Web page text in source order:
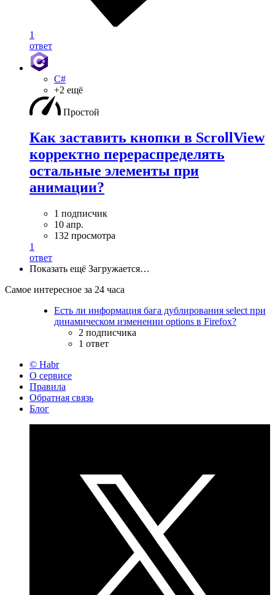
1
ответ
C#
+2 ещё
Простой
Как заставить кнопки в ScrollView
корректно перераспределять
остальные элементы при
анимации?
1 подписчик
10 апр.
132 просмотра
1
ответ
Показать ещё Загружается…
Самое интересное за 24 часа
Есть ли информация бага дублирования select при
динамическом изменении options в Firefox?
2 подписчика
1 ответ
© Habr
О сервисе
Правила
Обратная связь
Блог